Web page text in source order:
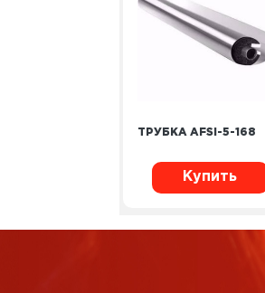
ТРУБКА AFSI-5-168
Купить